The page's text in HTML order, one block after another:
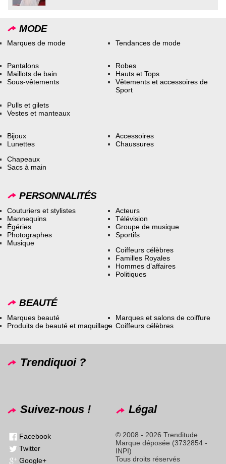
MODE
Marques de mode Tendances de mode
Pantalons
Maillots de bain
Sous-vêtements
Robes
Hauts et Tops
Vêtements et accessoires de
Sport
Pulls et gilets
Vestes et manteaux
Bijoux
Lunettes
Accessoires
Chaussures
Chapeaux
Sacs à main
PERSONNALITÉS
Couturiers et stylistes
Mannequins
Égéries
Photographes
Musique
Acteurs
Télévision
Groupe de musique
Sportifs
Coiffeurs célèbres
Familles Royales
Hommes d’affaires
Politiques
BEAUTÉ
Marques beauté
Produits de beauté et maquillage
Marques et salons de coiffure
Coiffeurs célèbres
Trendiquoi ?
Suivez-nous !
Facebook
Twitter
Google+
Légal
© 2008 - 2026 Trenditude
Marque déposée (3732854 -
INPI)
Tous droits réservés